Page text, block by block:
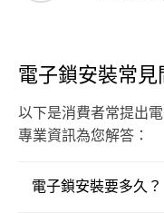
電子鎖安裝常見
以下是消費者常提出
專業資訊為您解答：
電子鎖安裝要多久？